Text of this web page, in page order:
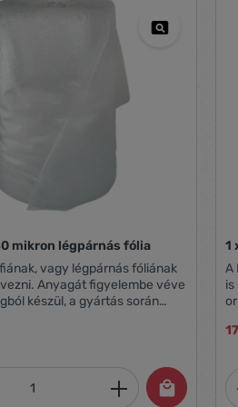
mikron légpárnás fólia
vagy légpárnás fóliának
Anyagát figyelembe véve
készül, a gyártás során
biztosítva
csomagolás közben.
sérülékeny áruk
kipárnázásához tökéletes
Adja meg
1
A
is